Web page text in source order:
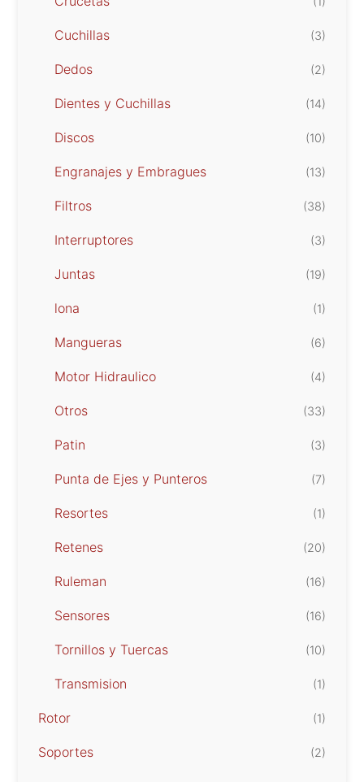
Cuchillas (3)
Dedos (2)
Dientes y Cuchillas (14)
Discos (10)
Engranajes y Embragues (13)
Filtros (38)
Interruptores (3)
Juntas (19)
lona (1)
Mangueras (6)
Motor Hidraulico (4)
Otros (33)
Patin (3)
Punta de Ejes y Punteros (7)
Resortes (1)
Retenes (20)
Ruleman (16)
Sensores (16)
Tornillos y Tuercas (10)
Transmision (1)
Rotor (1)
Soportes (2)